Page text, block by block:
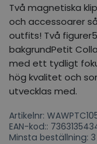
Två magnetiska
och accessoarer
outfits! Två
bakgrundPetit
med ett tydligt
hög kvalitet och
utvecklas med.
Artikelnr:
EAN-kod::
Minsta beställning: